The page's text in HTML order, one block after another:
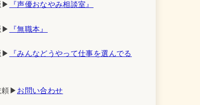
▶︎ 『声優おなやみ相談室』
▶︎ 『無職本』
▶︎
『みんなどうやって仕事を選んでる
頼▶︎ お問い合わせ